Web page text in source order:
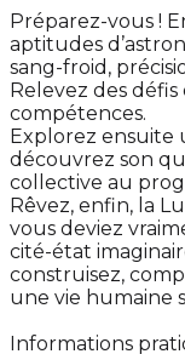
Préparez-vous !
aptitudes
sang-froid,
Relevez des
compétences.
Explorez ensuite
découvrez son
collective au
Rêvez, enfin, la
vous deviez
cité-état
construisez,
une vie humaine
Informations